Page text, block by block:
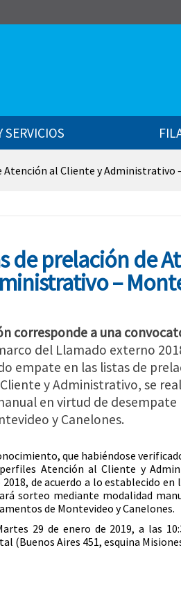
SERVICIOS
al Cliente y Administrativo
de prelación de
–
corresponde a una
del Llamado externo
empate en las listas de
y Administrativo, se
en virtud de desempate
y Canelones.
que habiéndose
Atención al Cliente y
de acuerdo a lo establecido en
sorteo mediante modalidad
de Montevideo y Canelones.
29 de enero de 2019, a las
(Buenos Aires 451, esquina